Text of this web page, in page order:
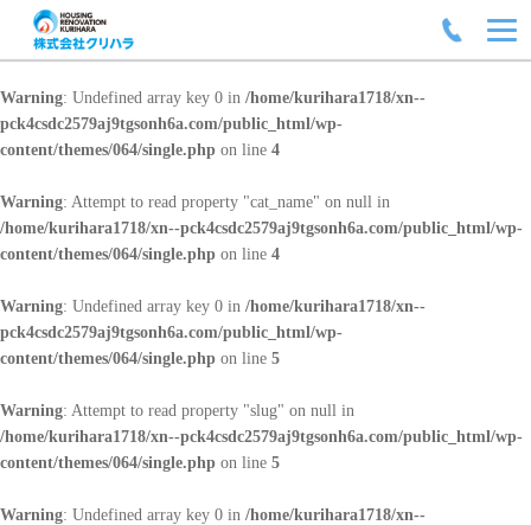
Warning: Undefined array key 0 in /home/kurihara1718/xn--
pck4csdc2579aj9tgsonh6a.com/public_html/wp-
content/themes/064/single.php on line 4
Warning: Attempt to read property "cat_name" on null in
/home/kurihara1718/xn--pck4csdc2579aj9tgsonh6a.com/public_html/wp-
content/themes/064/single.php on line 4
Warning: Undefined array key 0 in /home/kurihara1718/xn--
pck4csdc2579aj9tgsonh6a.com/public_html/wp-
content/themes/064/single.php on line 5
Warning: Attempt to read property "slug" on null in
/home/kurihara1718/xn--pck4csdc2579aj9tgsonh6a.com/public_html/wp-
content/themes/064/single.php on line 5
Warning: Undefined array key 0 in /home/kurihara1718/xn--